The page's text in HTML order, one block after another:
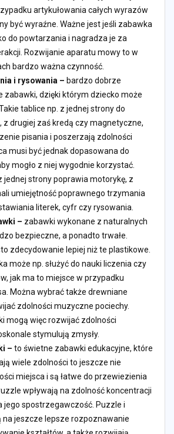
artykułowania całych wyrazów
być wyraźne. Ważne jest jeśli zabawka
do powtarzania i nagradza je za
Rozwijanie aparatu mowy to w
bardzo ważna czynność.
i rysowania – bardzo dobrze
zabawki, dzięki którym dziecko może
tablice np. z jednej strony do
z drugiej zaś kredą czy magnetyczne,
pisania i poszerzają zdolności
musi być jednak dopasowana do
mogło z niej wygodnie korzystać.
jednej strony poprawia motorykę, z
umiejętność poprawnego trzymania
literek, cyfr czy rysowania.
– zabawki wykonane z naturalnych
bezpieczne, a ponadto trwałe.
zdecydowanie lepiej niż te plastikowe.
może np. służyć do nauki liczenia czy
jak ma to miejsce w przypadku
Można wybrać także drewniane
zdolności muzyczne pociechy.
mogą więc rozwijać zdolności
stymulują zmysły.
– to świetne zabawki edukacyjne, które
wiele zdolności to jeszcze nie
miejsca i są łatwe do przewiezienia
wpływają na zdolność koncentracji
jego spostrzegawczość. Puzzle i
jeszcze lepsze rozpoznawanie